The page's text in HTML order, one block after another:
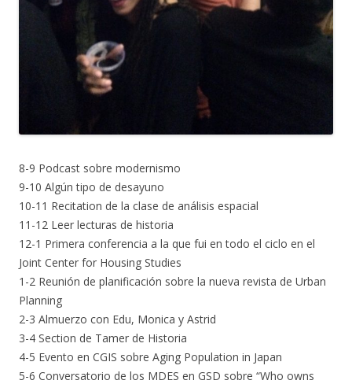
8-9 Podcast sobre modernismo
9-10 Algún tipo de desayuno
10-11 Recitation de la clase de análisis espacial
11-12 Leer lecturas de historia
12-1 Primera conferencia a la que fui en todo el ciclo en el
Joint Center for Housing Studies
1-2 Reunión de planificación sobre la nueva revista de Urban
Planning
2-3 Almuerzo con Edu, Monica y Astrid
3-4 Section de Tamer de Historia
4-5 Evento en CGIS sobre Aging Population in Japan
5-6 Conversatorio de los MDES en GSD sobre “Who owns